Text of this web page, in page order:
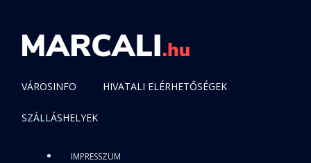
VÁROSINFO HIVATALI ELÉRHETŐSÉGEK
SZÁLLÁSHELYEK
IMPRESSZUM